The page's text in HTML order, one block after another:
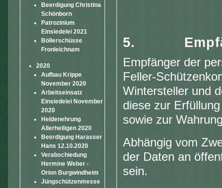
Beerdigung Christina
Schönborn
Patrozinium
Einsiedelei 2021
Böllerschüsse
Fronleichnam
2020
Aufbau Krippe
November 2020
Arbeitseinsatz
Einsiedelei November
2020
Heldenehrung
Allerheiligen 2020
Beerdigung Harasser
Hans 12.10.2020
Verabschiedung
Hermine Weber -
Orion Burgwindheim
Jüngschützenmesse
5.
Empfänger der
Feller-
Wintersteller und
diese zur
sowie zur
Abhängig vom
der Daten an
sein.